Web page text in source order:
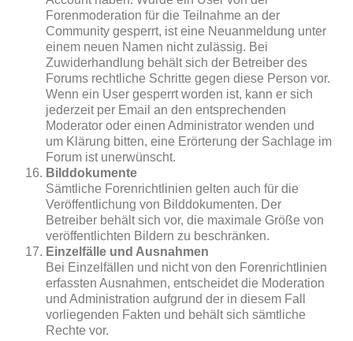
Forenmoderation für die Teilnahme an der
Community gesperrt, ist eine Neuanmeldung unter
einem neuen Namen nicht zulässig. Bei
Zuwiderhandlung behält sich der Betreiber des
Forums rechtliche Schritte gegen diese Person vor.
Wenn ein User gesperrt worden ist, kann er sich
jederzeit per Email an den entsprechenden
Moderator oder einen Administrator wenden und
um Klärung bitten, eine Erörterung der Sachlage im
Forum ist unerwünscht.
Bilddokumente
Sämtliche Forenrichtlinien gelten auch für die
Veröffentlichung von Bilddokumenten. Der
Betreiber behält sich vor, die maximale Größe von
veröffentlichten Bildern zu beschränken.
Einzelfälle und Ausnahmen
Bei Einzelfällen und nicht von den Forenrichtlinien
erfassten Ausnahmen, entscheidet die Moderation
und Administration aufgrund der in diesem Fall
vorliegenden Fakten und behält sich sämtliche
Rechte vor.